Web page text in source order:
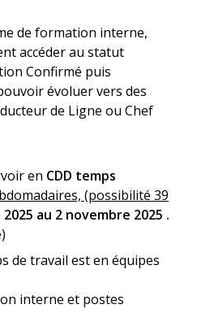
de formation interne,
accéder au statut
Confirmé puis
évoluer vers des
de Ligne ou Chef
en CDD temps
(possibilité 39
au 2 novembre 2025 .
de travail est en équipes
interne et postes